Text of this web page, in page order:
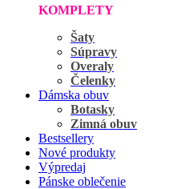
KOMPLETY
Šaty
Súpravy
Overaly
Čelenky
Dámska obuv
Botasky
Zimná obuv
Bestsellery
Nové produkty
Výpredaj
Pánske oblečenie